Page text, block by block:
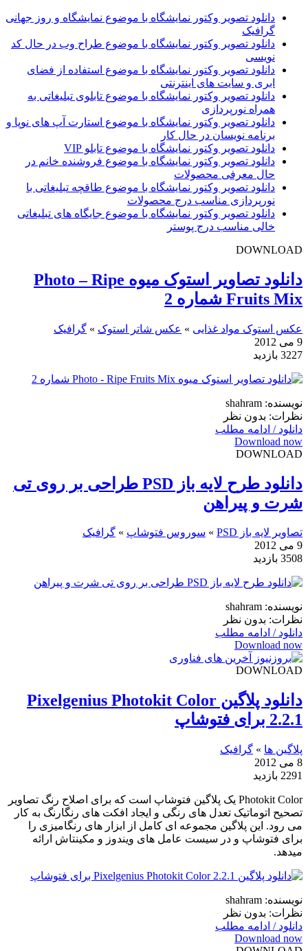
دانلود تصویر وکتور نمایشگاه با موضوع نمایشگاه و روز جهانی
گرافیک
دانلود تصویر وکتور نمایشگاه با موضوع طراح وب در حال کد
نویسی
دانلود تصویر وکتور نمایشگاه با موضوع استفاده از فضای
ابری و سایت های اینترنتی
دانلود تصویر وکتور نمایشگاه با موضوع تابلوی تبلیغاتی به
همراه نورپردازی
دانلود تصویر وکتور نمایشگاه با موضوع استارت آپ های نوپا و
برنامه نویسان در حال کار
دانلود تصویر وکتور نمایشگاه با موضوع تابلو VIP
دانلود تصویر وکتور نمایشگاه با موضوع فروشنده خانم در
حال معرفی محصولات
دانلود تصویر وکتور نمایشگاه با موضوع طاقچه تبلیغاتی با
نورپردازی مناسب درج محصولات
دانلود تصویر وکتور نمایشگاه با موضوع جایگاه های تبلیغاتی
خالی مناسب درج پوستر
DOWNLOAD
دانلود تصاویر استوک میوه Photo – Ripe
Fruits Mix شماره 2
عکس استوک مواد غذایی » عکس شاتر استوک » گرافیک
9 می 2012
3227 بازدید
نویسنده: shahram
نظرات: بدون نظر
دانلود / ادامه مطلب
Download now
DOWNLOAD
دانلود طرح لایه باز PSD طراحی بر روی تی
شرت و پیراهن
تصاویر لایه باز PSD » سوروس فتوشاپ » گرافیک
9 می 2012
3508 بازدید
نویسنده: shahram
نظرات: بدون نظر
دانلود / ادامه مطلب
Download now
DOWNLOAD
دانلود پلاگین Pixelgenius Photokit Color
2.2.1 برای فتوشاپ
پلاگین ها » گرافیک
8 می 2012
2291 بازدید
Photokit Color یک پلاگین فتوشاپ است که برای اصلاح رنگ تصاویر
تصحیح اتوماتیک تعدل های رنگی و ایجاد افکت های رنگارنگ به کار
می رود. این پلاگین مجموعه ای کامل از ابزار های رنگامیزی را
برای فتوشاپ و در سیست عامل های ویندوز و مکینتاش ارائه
میدهد.
نویسنده: shahram
نظرات: بدون نظر
دانلود / ادامه مطلب
Download now